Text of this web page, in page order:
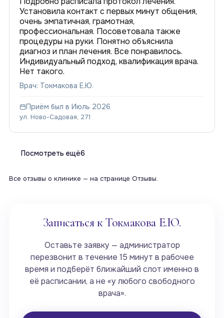
Установила контакт с первых минут общения,
очень эмпатичная, грамотная,
профессиональная. Посоветовала также
процедуры на руки. Понятно объяснила
диагноз и план лечения. Все понравилось.
Индивидуальный подход, квалификация врача.
Нет такого.
Врач: Токмакова Е.Ю.
Приём был в Июль 2026
ул. Ново-Садовая, 271
Посмотреть ещё6
Все отзывы о клинике — на странице Отзывы.
Записаться к Токмакова Е.Ю.
Оставьте заявку — администратор
перезвонит в течение 15 минут в рабочее
время и подберёт ближайший слот именно в
её расписании, а не «у любого свободного
врача».